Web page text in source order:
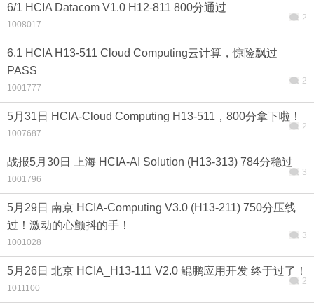
6/1 HCIA Datacom V1.0 H12-811 800分通过
1008017
2
6,1 HCIA H13-511 Cloud Computing云计算，惊险飘过
PASS
1001777
2
5月31日 HCIA-Cloud Computing H13-511，800分拿下啦！
1007687
2
战报5月30日 上海 HCIA-AI Solution (H13-313) 784分稳过
1001796
3
5月29日 南京 HCIA-Computing V3.0 (H13-211) 750分压线
过！激动的心颤抖的手！
1001028
3
5月26日 北京 HCIA_H13-111 V2.0 鲲鹏应用开发 终于过了！
1011100
2